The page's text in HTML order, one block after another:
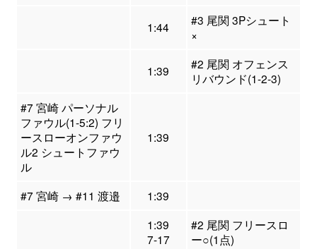
1:44
#3 尾関 3Pシュート
×
1:39
#2 尾関 オフェンス
リバウンド(1-2-3)
#7 宮崎 パーソナル
ファウル(1-5:2) フリ
ースローオンファウ
ル2 シュートファウ
ル
1:39
#7 宮崎 → #11 渡邉
1:39
1:39
7-17
#2 尾関 フリースロ
ー○(1点)